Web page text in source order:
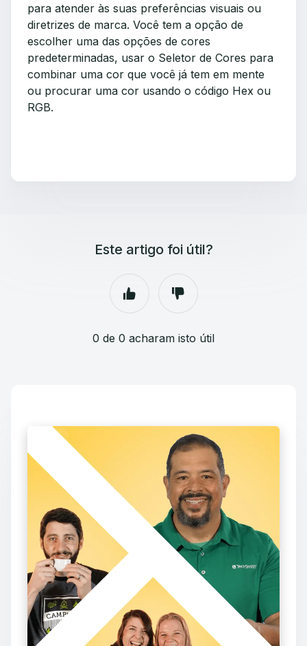
para atender às suas preferências visuais ou
diretrizes de marca. Você tem a opção de
escolher uma das opções de cores
predeterminadas, usar o Seletor de Cores para
combinar uma cor que você já tem em mente
ou procurar uma cor usando o código Hex ou
RGB.
Este artigo foi útil?
0 de 0 acharam isto útil